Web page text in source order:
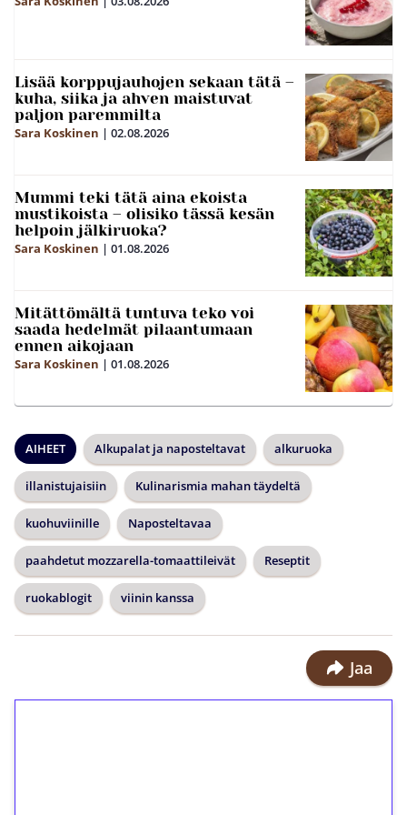
Lisää korppujauhojen sekaan tätä –
kuha, siika ja ahven maistuvat
paljon paremmilta
Sara Koskinen | 02.08.2026
Mummi teki tätä aina ekoista
mustikoista – olisiko tässä kesän
helpoin jälkiruoka?
Sara Koskinen | 01.08.2026
Mitättömältä tuntuva teko voi
saada hedelmät pilaantumaan
ennen aikojaan
Sara Koskinen | 01.08.2026
AIHEET Alkupalat ja naposteltavat alkuruoka
illanistujaisiin Kulinarismia mahan täydeltä
kuohuviinille Naposteltavaa
paahdetut mozzarella-tomaattileivät Reseptit
ruokablogit viinin kanssa
Jaa